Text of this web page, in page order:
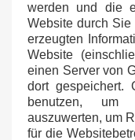
werden und die
Website durch
erzeugten
Website
einen Server von
dort gespeichert.
benutzen, um
auszuwerten, um
für die